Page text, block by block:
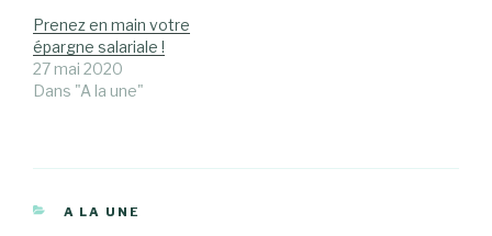
Prenez en main votre
épargne salariale !
27 mai 2020
Dans "A la une"
CATÉGORIES
A LA UNE